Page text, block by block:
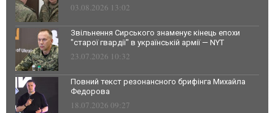
03.08.2026 13:02
Звільнення Сирського знаменує кінець епохи
"старої гвардії" в українській армії — NYT
23.07.2026 10:32
Повний текст резонансного брифінга Михайла
Федорова
18.07.2026 09:27